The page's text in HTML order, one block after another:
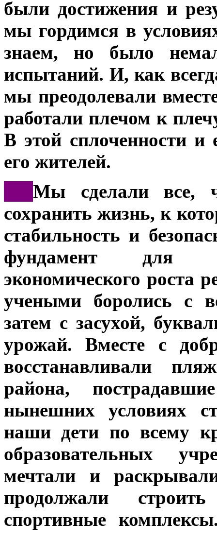
были достижения и
мы гордимся в
знаем, но было
испытаний. И, как
мы преодолевали
работали плечом к
В этой сплоченности и
его жителей.
Мы сделали все,
сохранить жизнь, к
стабильность и
фундамент для
экономического роста
учеными боролись с
затем с засухой,
урожай. Вместе с
восстанавливали
района,
нынешних условиях
наши дети по всему
образовательных
мечтали и
продолжали
спортивные